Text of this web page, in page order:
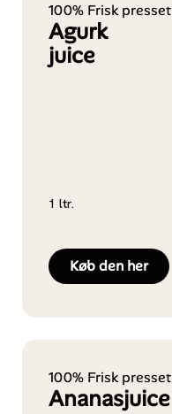
100% Frisk presset
Agurk
juice
1 ltr.
Køb den her
100% Frisk presset
Ananasjuice